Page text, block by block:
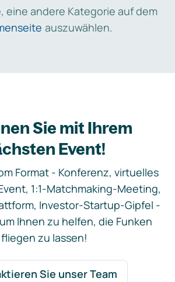
eine andere Kategorie auf dem
auszuwählen.
Sie mit Ihrem
Event!
Format - Konferenz, virtuelles
1:1-Matchmaking-Meeting,
Investor-Startup-Gipfel -
Ihnen zu helfen, die Funken
fliegen zu lassen!
Sie unser Team